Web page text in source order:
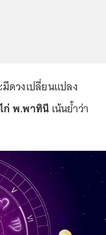
ดวงเปลี่ยนแปลง
ก่ พ.พาทินี เน้นย้ำว่า